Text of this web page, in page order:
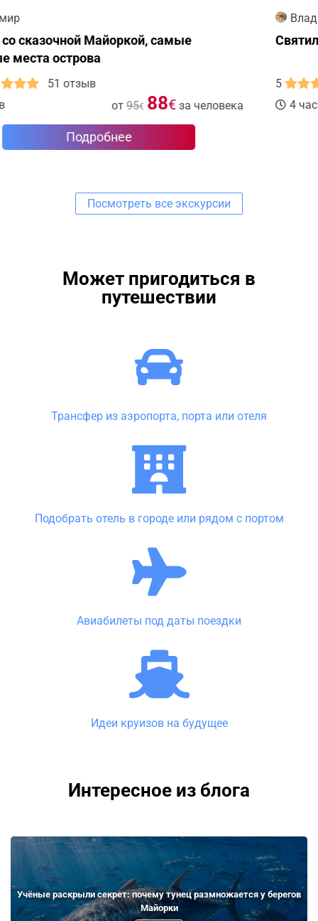
Святилище Сан Сальвадор и Пещеры Дракона
5
16 отзывов
от 75€ за человека
Подробнее
Посмотреть все экскурсии
Может пригодиться в
путешествии
Трансфер из аэропорта, порта или отеля
Подобрать отель в городе или рядом с портом
Авиабилеты под даты поездки
Идеи круизов на будущее
Интересное из блога
Учёные раскрыли секрет: почему тунец размножается у берегов
Майорки